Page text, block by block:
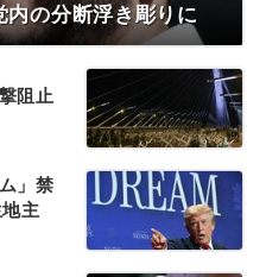
の分断浮き彫りに
阻止
」禁
主